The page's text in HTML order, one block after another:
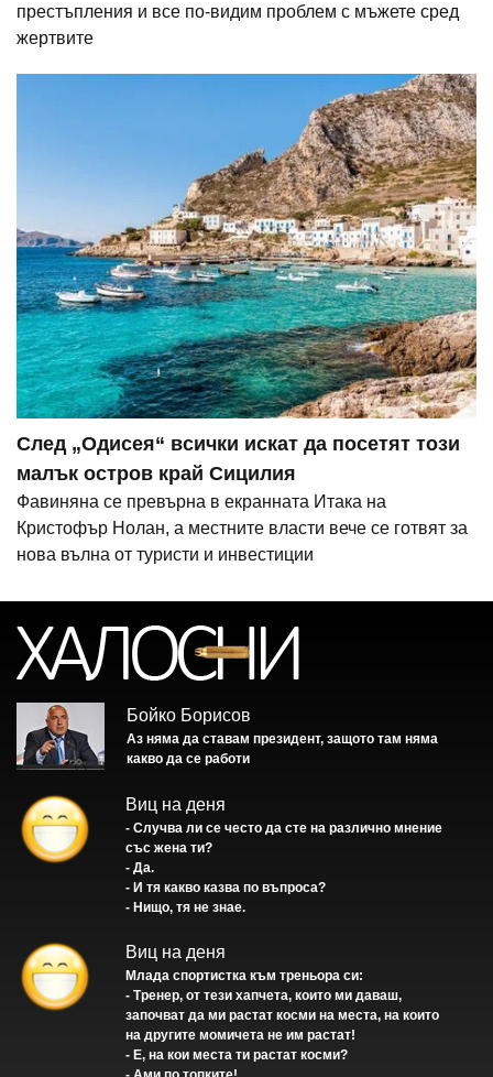
престъпления и все по-видим проблем с мъжете сред
жертвите
След „Одисея“ всички искат да посетят този
малък остров край Сицилия
Фавиняна се превърна в екранната Итака на
Кристофър Нолан, а местните власти вече се готвят за
нова вълна от туристи и инвестиции
Бойко Борисов
Аз няма да ставам президент, защото там няма
какво да се работи
Виц на деня
- Случва ли се често да сте на различно мнение
със жена ти?
- Да.
- И тя какво казва по въпроса?
- Нищо, тя не знае.
Виц на деня
Млада спортистка към треньора си:
- Тренер, от тези хапчета, които ми даваш,
започват да ми растат косми на места, на които
на другите момичета не им растат!
- Е, на кои места ти растат косми?